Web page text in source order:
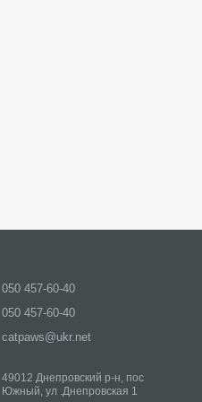
050 457-60-40
050 457-60-40
catpaws@ukr.net
49012 Днепровский р-н, пос
Южный, ул .Днепровская 1